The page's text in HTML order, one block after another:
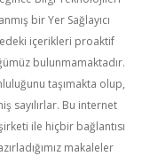
bir Yer Sağlayıcı
içerikleri proaktif
bulunmamaktadır.
taşımakta olup,
sayılırlar. Bu internet
ile hiçbir bağlantısı
makaleler